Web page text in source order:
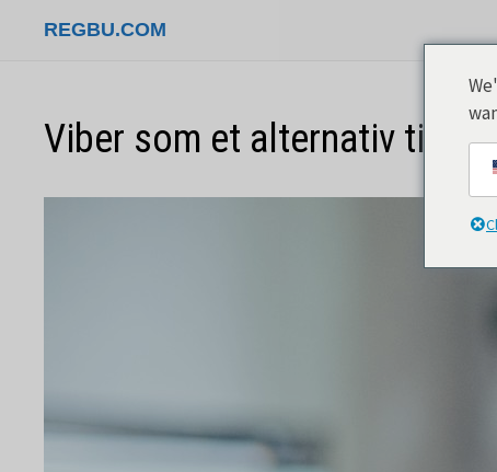
REGBU.COM
Viber som et alternativ til